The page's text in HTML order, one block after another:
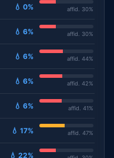
💧 0% affid. 30%
💧 6% affid. 30%
💧 6% affid. 44%
💧 6% affid. 42%
💧 6% affid. 41%
💧 17% affid. 47%
💧 22%